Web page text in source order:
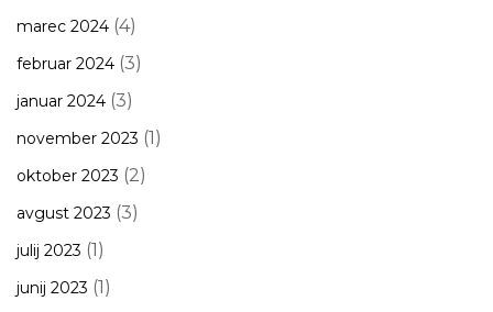
marec 2024 (4)
februar 2024 (3)
januar 2024 (3)
november 2023 (1)
oktober 2023 (2)
avgust 2023 (3)
julij 2023 (1)
junij 2023 (1)